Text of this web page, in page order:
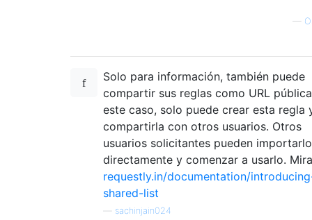
—
Solo para información, también puede
compartir sus reglas como URL
este caso, solo puede crear esta regla
compartirla con otros usuarios. Otros
usuarios solicitantes pueden importarlo
directamente y comenzar a usarlo.
requestly.in/documentation/
shared-list
sachinjain024